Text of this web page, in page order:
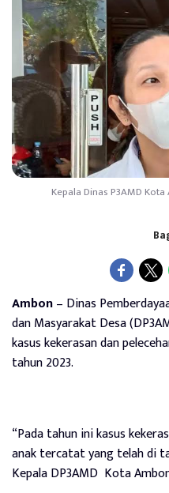
Kepala Dinas P3AMD
Ambon– Dinas
dan Masyarakat Desa
kasus kekerasan dan
tahun 2023.
“Pada tahun ini kasus
anak tercatat yang telah di
Kepala DP3AMD Kota